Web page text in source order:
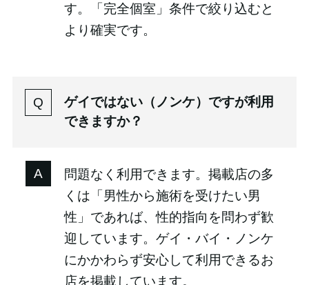
す。「完全個室」条件で絞り込むと
より確実です。
ゲイではない（ノンケ）ですが利用
できますか？
問題なく利用できます。掲載店の多
くは「男性から施術を受けたい男
性」であれば、性的指向を問わず歓
迎しています。ゲイ・バイ・ノンケ
にかかわらず安心して利用できるお
店を掲載しています。